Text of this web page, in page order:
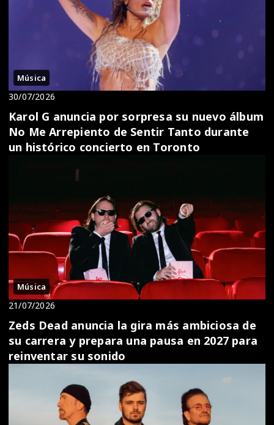
Música
30/07/2026
Karol G anuncia por sorpresa su nuevo álbum
No Me Arrepiento de Sentir Tanto durante
un histórico concierto en Toronto
Música
21/07/2026
Zeds Dead anuncia la gira más ambiciosa de
su carrera y prepara una pausa en 2027 para
reinventar su sonido